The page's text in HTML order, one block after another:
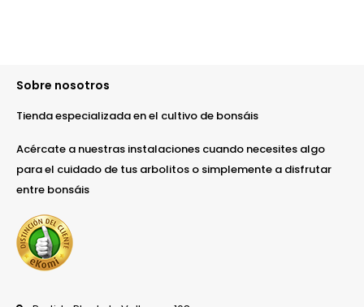
Sobre nosotros
Tienda especializada en el cultivo de bonsáis
Acércate a nuestras instalaciones cuando necesites algo
para el cuidado de tus arbolitos o simplemente a disfrutar
entre bonsáis